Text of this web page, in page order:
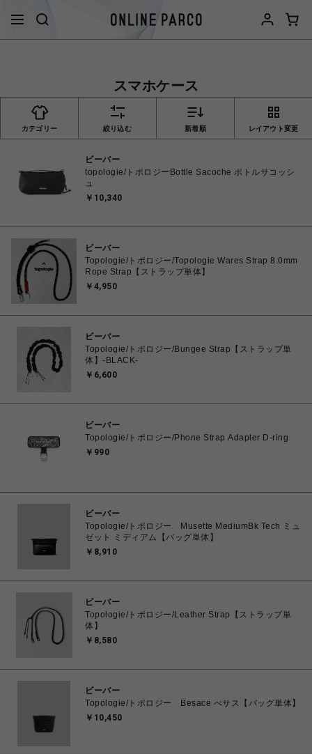
スマホケース
カテゴリー 絞り込む 新着順 レイアウト変更
ビーバー
topologie/トポロジーBottle Sacoche ボトルサコッシ
ュ
￥10,340
ビーバー
Topologie/トポロジー/Topologie Wares Strap 8.0mm
Rope Strap【ストラップ単体】
￥4,950
ビーバー
Topologie/トポロジー/Bungee Strap【ストラップ単
体】-BLACK-
￥6,600
ビーバー
Topologie/トポロジー/Phone Strap Adapter D-ring
￥990
ビーバー
Topologie/トポロジー Musette MediumBk Tech ミュ
ゼット ミディアム【バッグ単体】
￥8,910
ビーバー
Topologie/トポロジー/Leather Strap【ストラップ単
体】
￥8,580
ビーバー
Topologie/トポロジー Besace べサス【バッグ単体】
￥10,450